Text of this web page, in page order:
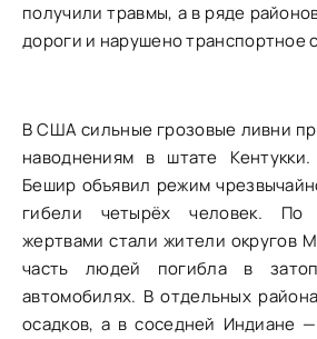
получили травмы, а в ряде
дороги и нарушено транспортное
В США сильные грозовые ливни
наводнениям в штате
Бешир объявил режим
гибели четырёх человек. По
жертвами стали жители округов
часть людей погибла в
автомобилях. В отдельных
осадков, а в соседней Индиане